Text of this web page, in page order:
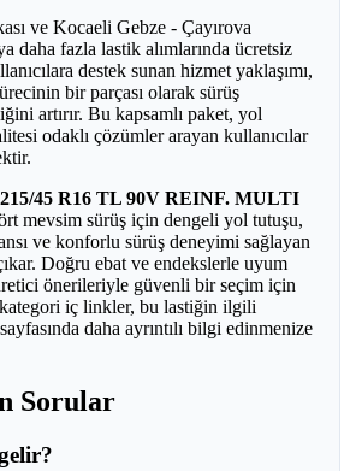
ve Kocaeli Gebze - Çayırova
daha fazla lastik alımlarında ücretsiz
destek sunan hizmet yaklaşımı,
bir parçası olarak sürüş
artırır. Bu kapsamlı paket, yol
odaklı çözümler arayan kullanıcılar
215/45 R16 TL 90V REINF. MULTI
mevsim sürüş için dengeli yol tutuşu,
ve konforlu sürüş deneyimi sağlayan
Doğru ebat ve endekslerle uyum
önerileriyle güvenli bir seçim için
iç linkler, bu lastiğin ilgili
daha ayrıntılı bilgi edinmenize
Sorular